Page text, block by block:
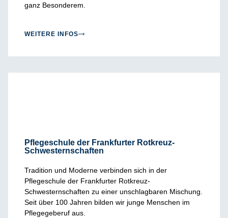
ganz Besonderem.
WEITERE INFOS
Pflegeschule der Frankfurter Rotkreuz-
Schwesternschaften
Tradition und Moderne verbinden sich in der
Pflegeschule der Frankfurter Rotkreuz-
Schwesternschaften zu einer unschlagbaren Mischung.
Seit über 100 Jahren bilden wir junge Menschen im
Pflegegeberuf aus.